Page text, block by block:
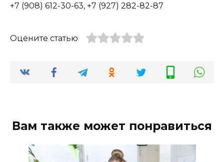
+7 (908) 612-30-63, +7 (927) 282-82-87
Оцените статью
Вам также может понравиться